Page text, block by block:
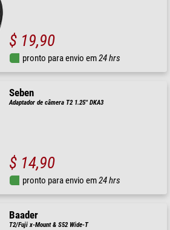
$ 19,90
pronto para envio em24 hrs
Seben
Adaptador de câmera T2 1.25'' DKA3
$ 14,90
pronto para envio em24 hrs
Baader
T2/Fuji x-Mount & S52 Wide-T